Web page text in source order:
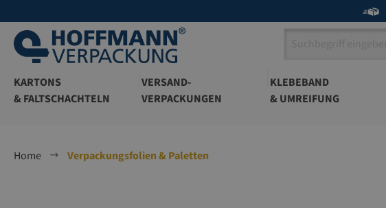
KARTONS
& FALTSCHACHTELN
VERSAND-
VERPACKUNGEN
KLEBEBAND
& UMREIFUNG
Home
Verpackungsfolien & Paletten